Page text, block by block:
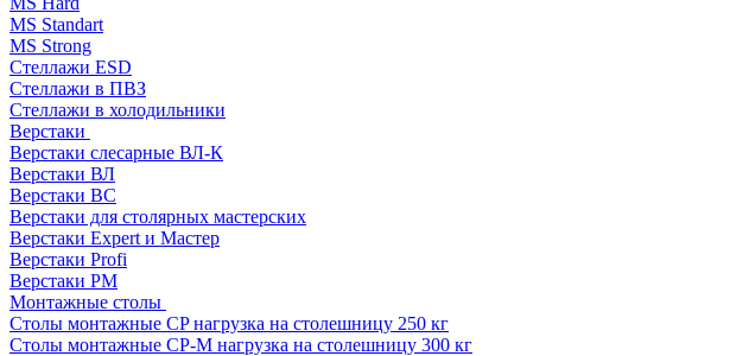
MS Standart
MS Strong
Стеллажи ESD
Стеллажи в ПВЗ
Стеллажи в холодильники
Верстаки
Верстаки слесарные ВЛ-К
Верстаки ВЛ
Верстаки ВС
Верстаки для столярных мастерских
Верстаки Expert и Мастер
Верстаки Profi
Верстаки РМ
Монтажные столы
Столы монтажные СP нагрузка на столешницу 250 кг
Столы монтажные СР-М нагрузка на столешницу 300 кг